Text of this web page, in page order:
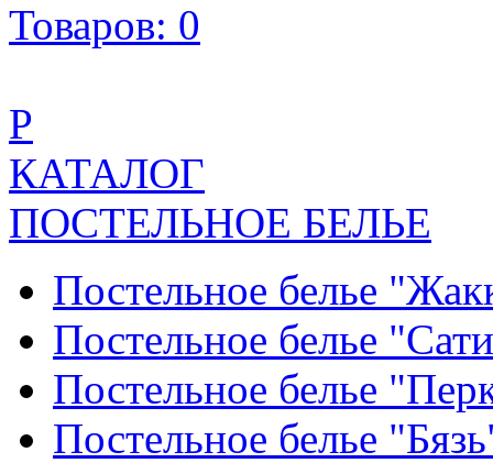
Товаров: 0
Р
КАТАЛОГ
ПОСТЕЛЬНОЕ БЕЛЬЕ
Постельное белье
Постельное белье
Постельное белье
Постельное белье